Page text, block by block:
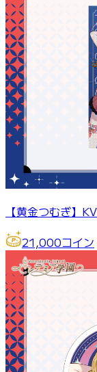
【黄金つむぎ】
21,000コイン